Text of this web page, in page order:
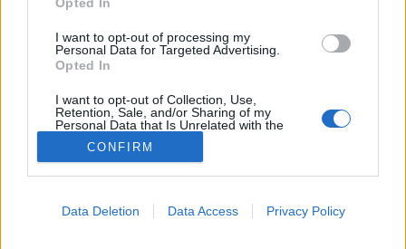
Opted In
I want to opt-out of processing my
Personal Data for Targeted Advertising.
Opted In
I want to opt-out of Collection, Use,
Retention, Sale, and/or Sharing of my
Personal Data that Is Unrelated with the
Purposes for which it was collected.
Opted Out
CONFIRM
Data Deletion Data Access Privacy Policy